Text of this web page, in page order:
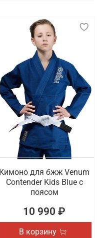
Кимоно для бжж Venum
Contender Kids Blue с
поясом
10 990 ₽
В корзину